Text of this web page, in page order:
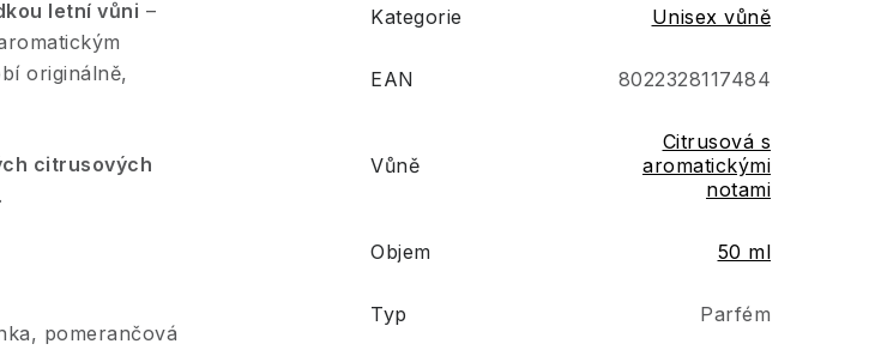
letní vůni –
originálně,
citrusových
.
pomerančová
Kategorie Unisex vůně
EAN 8022328117484
Vůně
Citrusová s
aromatickými
notami
Objem 50 ml
Typ Parfém